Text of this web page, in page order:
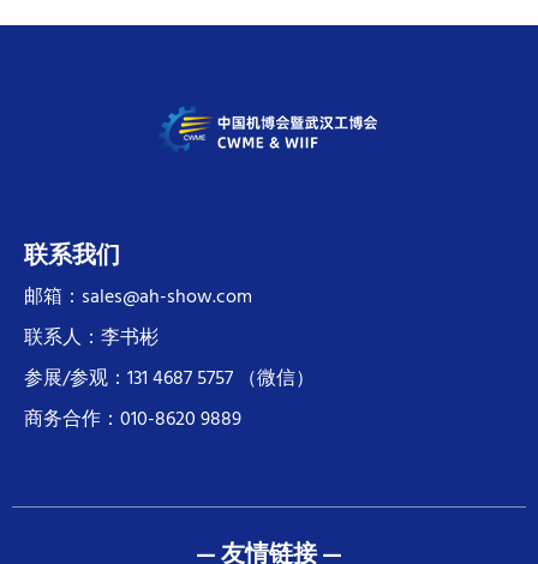
联系我们
邮箱：sales@ah-show.com
联系人：李书彬
参展/参观：131 4687 5757 （微信）
商务合作：010-8620 9889
— 友情链接 —